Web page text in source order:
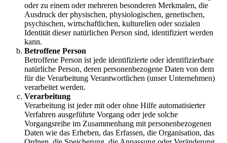
oder zu einem oder mehreren besonderen Merkmalen, die
Ausdruck der physischen, physiologischen, genetischen,
psychischen, wirtschaftlichen, kulturellen oder sozialen
Identität dieser natürlichen Person sind, identifiziert werden
kann.
Betroffene Person
Betroffene Person ist jede identifizierte oder identifizierbare
natürliche Person, deren personenbezogene Daten von dem
für die Verarbeitung Verantwortlichen (unser Unternehmen)
verarbeitet werden.
Verarbeitung
Verarbeitung ist jeder mit oder ohne Hilfe automatisierter
Verfahren ausgeführte Vorgang oder jede solche
Vorgangsreihe im Zusammenhang mit personenbezogenen
Daten wie das Erheben, das Erfassen, die Organisation, das